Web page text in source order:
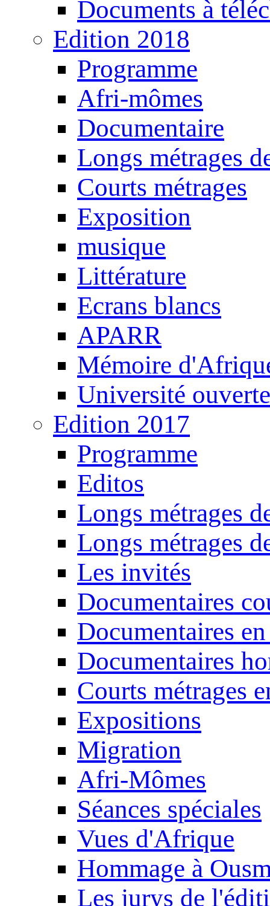
Documents à
Edition 2018
Programme
Afri-mômes
Documentaire
Longs métrages
Courts métrages
Exposition
musique
Littérature
Ecrans blancs
APARR
Mémoire
Université ouverte
Edition 2017
Programme
Editos
Longs métrages
Longs métrages
Les invités
Documentaires
Documentaires
Documentaires
Courts métrages
Expositions
Migration
Afri-Mômes
Séances spéciales
Vues d'Afrique
Hommage à
Les jurys de